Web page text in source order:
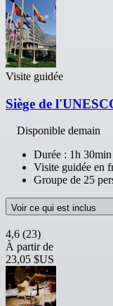
Visite guidée
Siège de
Disponible demain
Durée : 1h 30min
Visite guidée en
Groupe de 25
Voir ce qui est inclus
4,6 (23)
À partir de
23,05 $US